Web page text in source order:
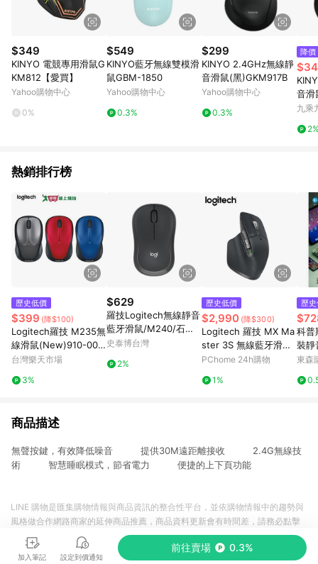
$349
KINYO 電競專用滑鼠G
KM812【愛買】
Yahoo購物中心
0%
$549
KINYO藍牙無線雙模滑
鼠GBM-1850
Yahoo購物中心
0.3%
$299
KINYO 2.4GHz無線靜
音滑鼠(黑)GKM917B
Yahoo購物中心
0.3%
降價
音滑
九乘
熱銷排行榜
歷史低價
$399 (降$100)
Logitech羅技 M235無
線滑鼠(New)910-007
129【台灣公司貨】
台灣樂天市場
3%
$629
羅技Logitech無線靜音
藍牙滑鼠/M240/石墨
灰
史泰博台灣
2%
歷史低價
$2,990 (降$300)
Logitech 羅技 MX Ma
ster 3S 無線藍牙滑鼠
｜石墨灰
PChome 24h購物
1%
歷
科普
裝靜
用接
東森
商品描述
無聲按鍵，有效降低噪音 提供30M遠距離接收 2.4G無線技
術 智慧睡眠模式，節省電力 便捷的上下頁功能
加入筆記 設定到價通知
前往賣場 0.3%
LINE 購物是匯集購物情報與商品資訊的整合性平台，並依購物情報中的趨勢與
風格做合作網路商家的延伸商品推薦，商品資料更新會有時間差，請務必點擊
商品至各合作網路商家，確認現售價與購物條件，一切資訊以合作廠商網頁為
準。